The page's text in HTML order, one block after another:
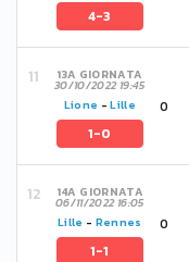
4-3
13A GIORNATA
30/10/2022 19:45
Lione -Lille
1-0
0
14A GIORNATA
06/11/2022 16:05
Lille - Rennes
1-1
0